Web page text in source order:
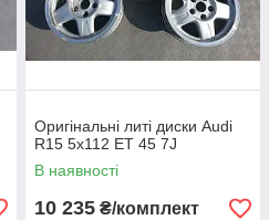
Оригінальні литі диски Audi
R15 5x112 ET 45 7J
В наявності
10 235 ₴/комплект